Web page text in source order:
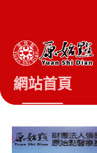
網站首頁